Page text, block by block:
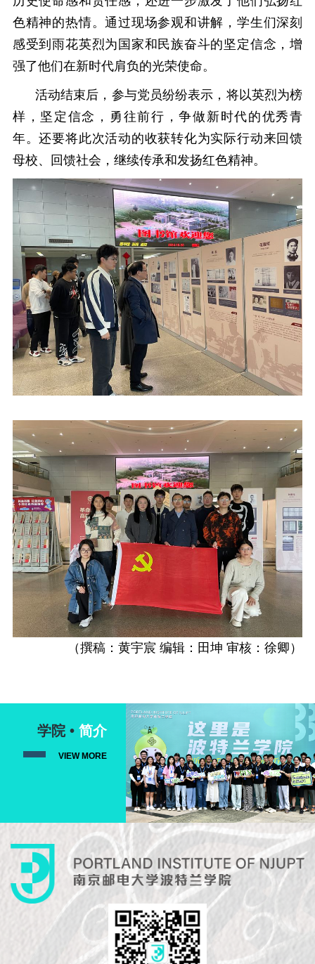
色精神的热情。通过现场参观和讲解，学生们深刻
感受到雨花英烈为国家和民族奋斗的坚定信念，增
强了他们在新时代肩负的光荣使命。
活动结束后，参与党员纷纷表示，将以英烈为榜
样，坚定信念，勇往前行，争做新时代的优秀青
年。还要将此次活动的收获转化为实际行动来回馈
母校、回馈社会，继续传承和发扬红色精神。
（撰稿：黄宇宸编辑：田坤审核：徐卿）
学院 •简介
VIEW MORE